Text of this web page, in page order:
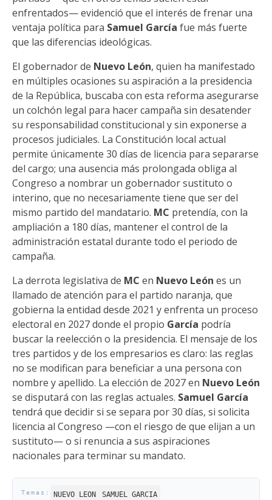
enfrentados— evidenció que el interés de frenar una
ventaja política para Samuel García fue más fuerte
que las diferencias ideológicas.
El gobernador de Nuevo León, quien ha manifestado
en múltiples ocasiones su aspiración a la presidencia
de la República, buscaba con esta reforma asegurarse
un colchón legal para hacer campaña sin desatender
su responsabilidad constitucional y sin exponerse a
procesos judiciales. La Constitución local actual
permite únicamente 30 días de licencia para separarse
del cargo; una ausencia más prolongada obliga al
Congreso a nombrar un gobernador sustituto o
interino, que no necesariamente tiene que ser del
mismo partido del mandatario. MC pretendía, con la
ampliación a 180 días, mantener el control de la
administración estatal durante todo el periodo de
campaña.
La derrota legislativa de MC en Nuevo León es un
llamado de atención para el partido naranja, que
gobierna la entidad desde 2021 y enfrenta un proceso
electoral en 2027 donde el propio García podría
buscar la reelección o la presidencia. El mensaje de los
tres partidos y de los empresarios es claro: las reglas
no se modifican para beneficiar a una persona con
nombre y apellido. La elección de 2027 en Nuevo León
se disputará con las reglas actuales. Samuel García
tendrá que decidir si se separa por 30 días, si solicita
licencia al Congreso —con el riesgo de que elijan a un
sustituto— o si renuncia a sus aspiraciones
nacionales para terminar su mandato.
NUEVO LEON SAMUEL GARCIA